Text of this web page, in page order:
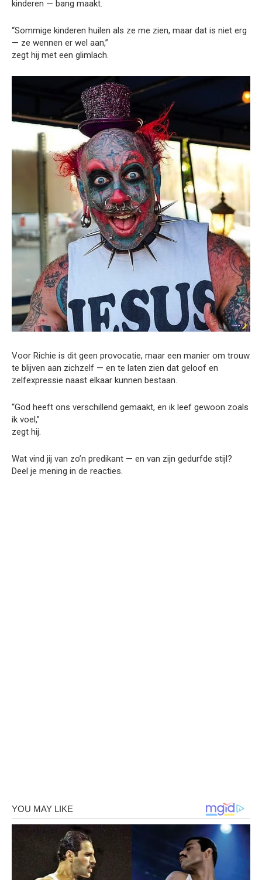
kinderen — bang maakt.
“Sommige kinderen huilen als ze me zien, maar dat is niet erg
— ze wennen er wel aan,”
zegt hij met een glimlach.
Voor Richie is dit geen provocatie, maar een manier om trouw
te blijven aan zichzelf — en te laten zien dat geloof en
zelfexpressie naast elkaar kunnen bestaan.
“God heeft ons verschillend gemaakt, en ik leef gewoon zoals
ik voel,”
zegt hij.
Wat vind jij van zo’n predikant — en van zijn gedurfde stijl?
Deel je mening in de reacties.